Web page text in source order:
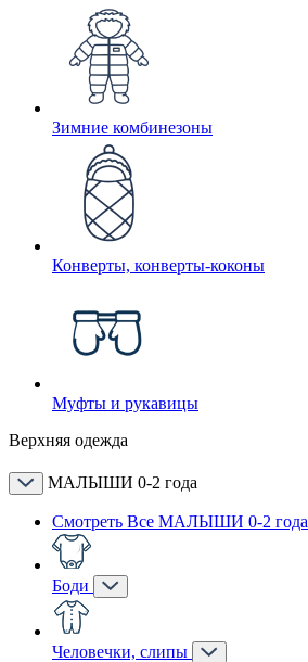
Зимние комбинезоны
Конверты, конверты-коконы
Муфты и рукавицы
Верхняя одежда
МАЛЫШИ 0-2 года
Смотреть Все МАЛЫШИ 0-2 года
Боди
Человечки, слипы